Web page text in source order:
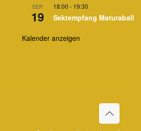
SEP.
19
18:00 - 19:30
Sektempfang Maturaball
Kalender anzeigen